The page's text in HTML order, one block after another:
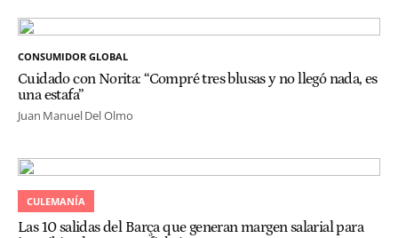
CONSUMIDOR GLOBAL
Cuidado con Norita: “Compré tres blusas y no llegó nada, es
una estafa”
Juan Manuel Del Olmo
CULEMANÍA
Las 10 salidas del Barça que generan margen salarial para